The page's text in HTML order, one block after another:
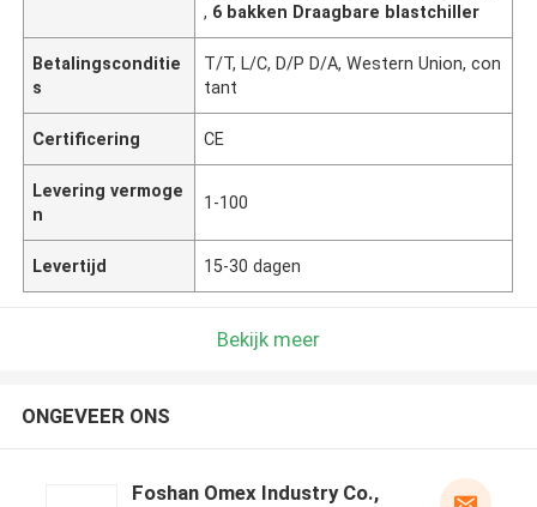
, 6 bakken Draagbare blastchiller
Betalingsconditie
s
T/T, L/C, D/P D/A, Western Union, con
tant
Certificering CE
Levering vermoge
n
1-100
Levertijd 15-30 dagen
Bekijk meer
ONGEVEER ONS
Foshan Omex Industry Co.,